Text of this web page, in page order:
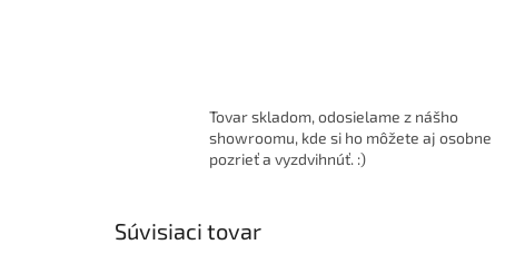
Tovar skladom, odosielame z nášho
showroomu, kde si ho môžete aj osobne
pozrieť a vyzdvihnúť. :)
Súvisiaci tovar